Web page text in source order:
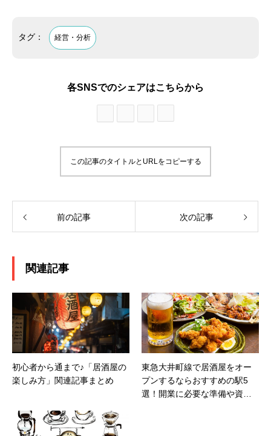
タグ： 経営・分析
各SNSでのシェアはこちらから
この記事のタイトルとURLをコピーする
前の記事 次の記事
関連記事
初心者から通まで♪「居酒屋の
楽しみ方」関連記事まとめ
東急大井町線で居酒屋をオー
プンするならおすすめの駅5
選！開業に必要な準備や資格